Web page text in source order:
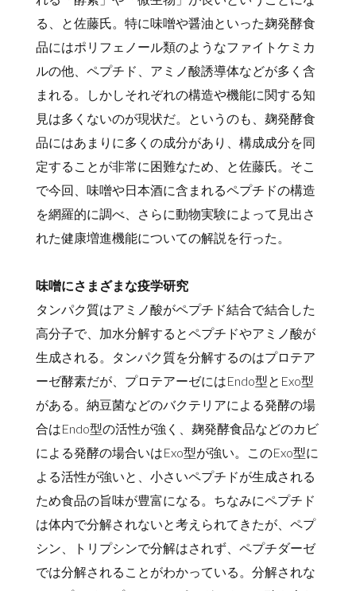
る、と佐藤氏。特に味噌や醤油といった麹発酵食
品にはポリフェノール類のようなファイトケミカ
ルの他、ペプチド、アミノ酸誘導体などが多く含
まれる。しかしそれぞれの構造や機能に関する知
見は多くないのが現状だ。というのも、麹発酵食
品にはあまりに多くの成分があり、構成成分を同
定することが非常に困難なため、と佐藤氏。そこ
で今回、味噌や日本酒に含まれるペプチドの構造
を網羅的に調べ、さらに動物実験によって見出さ
れた健康増進機能についての解説を行った。
味噌にさまざまな疫学研究
タンパク質はアミノ酸がペプチド結合で結合した
高分子で、加水分解するとペプチドやアミノ酸が
生成される。タンパク質を分解するのはプロテア
ーゼ酵素だが、プロテアーゼにはEndo型とExo型
がある。納豆菌などのバクテリアによる発酵の場
合はEndo型の活性が強く、麹発酵食品などのカビ
による発酵の場合いはExo型が強い。このExo型に
よる活性が強いと、小さいペプチドが生成される
ため食品の旨味が豊富になる。ちなみにペプチド
は体内で分解されないと考えられてきたが、ペプ
シン、トリプシンで分解はされず、ペプチダーゼ
では分解されることがわかっている。分解されな